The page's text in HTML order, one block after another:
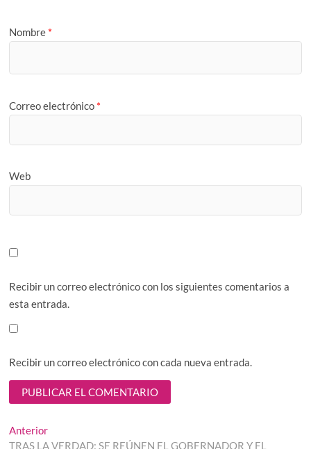
Nombre *
Correo electrónico *
Web
Recibir un correo electrónico con los siguientes comentarios a
esta entrada.
Recibir un correo electrónico con cada nueva entrada.
Navegación
AnteriorEntrada
anterior:
TRAS LA VERDAD: SE REÚNEN EL GOBERNADOR Y EL